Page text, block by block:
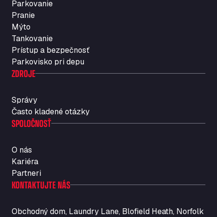
Rosario
Str. Vigentina, 205 km 5+380, 27010
Autotransit Amann
Auf dem Dreisch 8, 34346
Avin Kominis
Vasilikos Intersection E90, 46 100
Ashville Way, WA7 3EZ
AWJ Penrith Truckstop
M6 J40, Penrith Industrial Estate, CA11 9EH
Hill Barton Business park, EX5 1DR
Ballestas Flores
Ctra C 157 , 37009
Ballinluig Services
Bapaume Truck House A1
Parkovanie
Pranie
Mýto
Tankovanie
Prístup a bezpečnosť
Parkovisko pri depu
ZDROJE
Správy
Často kladené otázky
SPOLOČNOSŤ
O nás
Kariéra
Partneri
KONTAKTUJTE NÁS
Obchodný dom, Laundry Lane, Blofield Heath, Norfolk